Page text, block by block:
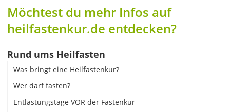
Möchtest du mehr Infos auf
heilfastenkur.de entdecken?
Rund ums Heilfasten
Was bringt eine Heilfastenkur?
Wer darf fasten?
Entlastungstage VOR der Fastenkur